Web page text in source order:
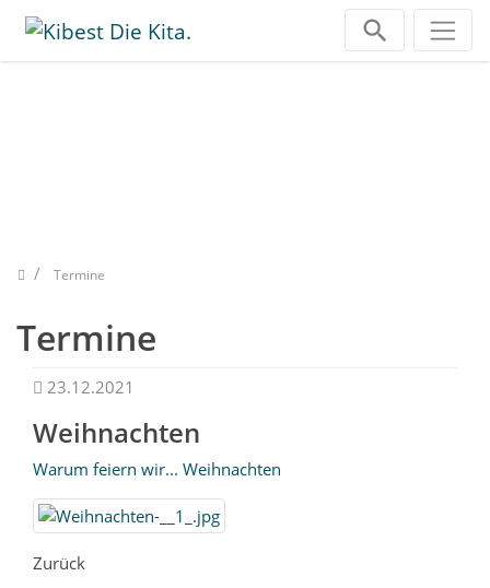
Termine
Termine
23.12.2021
Weihnachten
Warum feiern wir... Weihnachten
Zurück